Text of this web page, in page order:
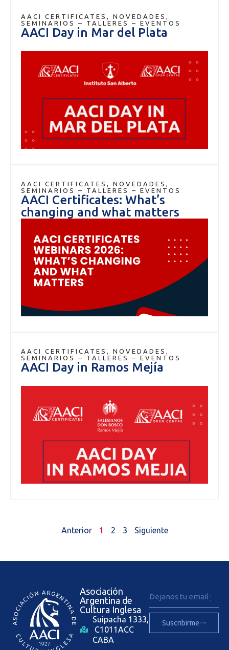
AACI CERTIFICATES , NOVEDADES ,
SEMINARIOS – TALLERES – EVENTOS
AACI Day in Mar del Plata
AACI CERTIFICATES , NOVEDADES ,
SEMINARIOS – TALLERES – EVENTOS
AACI Certificates: What’s
changing and what matters
AACI CERTIFICATES , NOVEDADES ,
SEMINARIOS – TALLERES – EVENTOS
AACI Day in Ramos Mejía
Anterior 1 2 3 Siguiente
Asociación
Argentina de
Cultura Inglesa
Suipacha 1333,
C1011ACC
CABA
Suscribirme